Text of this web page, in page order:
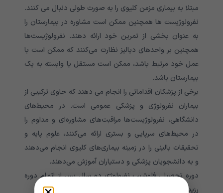
مبتلا به بیماری مزمن کلیوی را به صورت طولی دنبال می کنند.
نفرولوژیست ها همچنین ممکن است مشاوره در بیمارستان را
به عنوان بخشی از تمرین خود ارائه دهند. نفرولوژیست‌ها
همچنین بر واحدهای دیالیز نظارت می‌کنند که ممکن است با
عمل خود مرتبط باشد، ممکن است مستقل یا وابسته به یک
بیمارستان باشد.
برخی از پزشکان اقداماتی را انجام می دهند که حاوی ترکیبی از
بیماران نفرولوژی و پزشکی عمومی است. در محیط‌های
دانشگاهی، نفرولوژیست‌ها مراقبت‌های مشاوره‌ای و مداوم را
در محیط‌های سرپایی و بستری ارائه می‌کنند، علوم پایه و
تحقیقات بالینی را در زمینه بیماری‌های کلیوی انجام می‌دهند
و به دانشجویان پزشکی و دستیاران آموزش می‌دهند.
دوره تحصیلی فلوشیپ نفرولوژی دو سال پس از اتمام دوره
رزیدنتی پایه داخلی سه ساله می باشد.